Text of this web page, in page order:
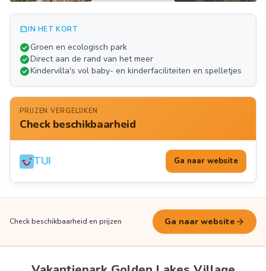
summarizeIN HET KORT
check_circleGroen en ecologisch park
check_circleDirect aan de rand van het meer
check_circleKindervilla's vol baby- en kinderfaciliteiten en spelletjes
PRIJZEN VERGELIJKEN
Check beschikbaarheid
TUI Ga naar website
Check beschikbaarheid en prijzen Ga naar website arrow_forward